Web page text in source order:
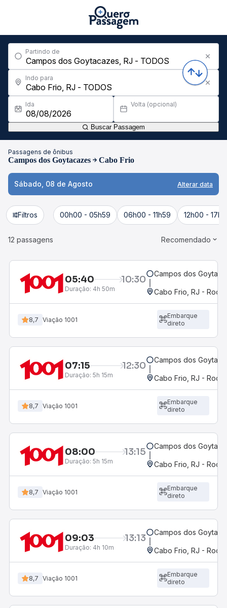
Partindo de
Indo para
Ida Volta (opcional)
Buscar Passagem
Passagens de ônibus
Campos dos Goytacazes Cabo Frio
Sábado, 08 de Agosto Alterar data
Filtros 00h00 - 05h59 06h00 - 11h59 12h00 -
12 passagens Recomendado
05:40 10:30
Duração: 4h 50m
Campos dos
Cabo Frio, RJ -
8,7 Viação 1001
Embarque
direto
07:15 12:30
Duração: 5h 15m
Campos dos
Cabo Frio, RJ -
8,7 Viação 1001
Embarque
direto
08:00 13:15
Duração: 5h 15m
Campos dos
Cabo Frio, RJ -
8,7 Viação 1001
Embarque
direto
09:03 13:13
Duração: 4h 10m
Campos dos
Cabo Frio, RJ -
8,7 Viação 1001
Embarque
direto